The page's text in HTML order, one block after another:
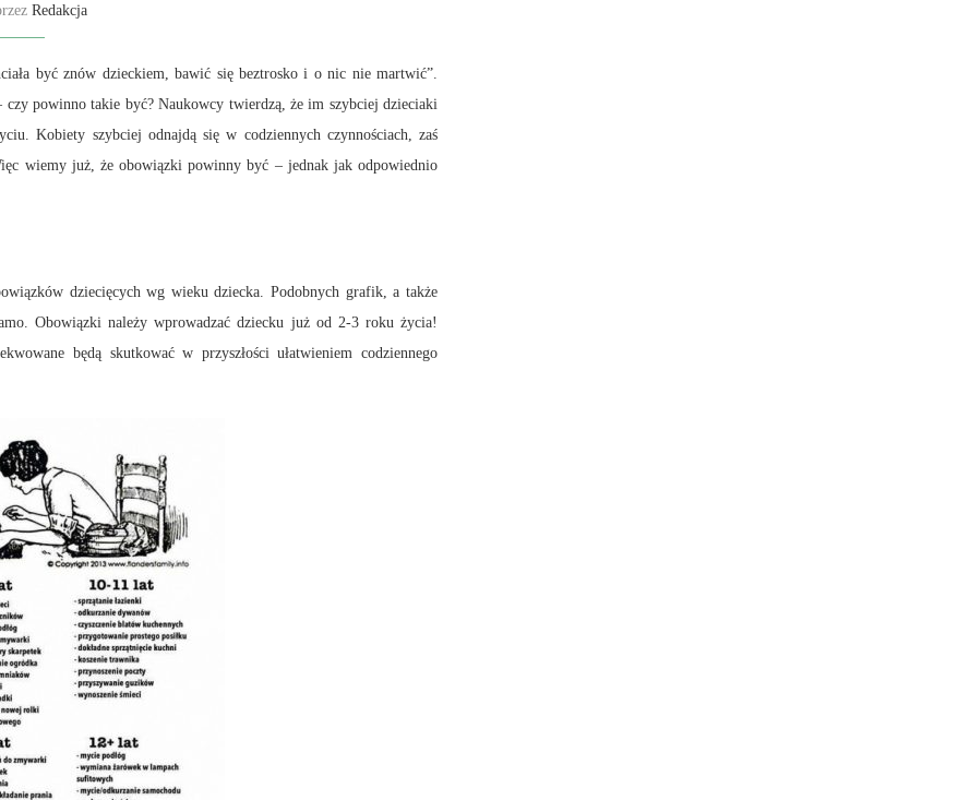
Redakcja
być znów dzieckiem, bawić się beztrosko i o nic nie martwić”.
czy powinno takie być? Naukowcy twierdzą, że im szybciej dzieciaki
Kobiety szybciej odnajdą się w codziennych czynnościach, zaś
wiemy już, że obowiązki powinny być – jednak jak odpowiednio
dziecięcych wg wieku dziecka. Podobnych grafik, a także
Obowiązki należy wprowadzać dziecku już od 2-3 roku życia!
będą skutkować w przyszłości ułatwieniem codziennego